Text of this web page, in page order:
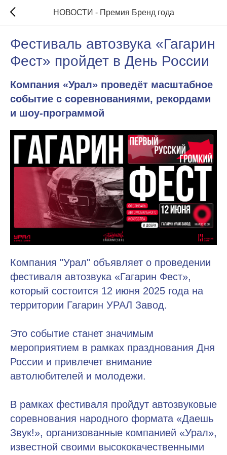
НОВОСТИ - Премия Бренд года
Фестиваль автозвука «Гагарин
Фест» пройдет в День России
Компания «Урал» проведёт масштабное
событие с соревнованиями, рекордами
и шоу-программой
Компания "Урал" объявляет о проведении
фестиваля автозвука «Гагарин Фест»,
который состоится 12 июня 2025 года на
территории Гагарин УРАЛ Завод.
Это событие станет значимым
мероприятием в рамках празднования Дня
России и привлечет внимание
автолюбителей и молодежи.
В рамках фестиваля пройдут автозвуковые
соревнования народного формата «Даешь
Звук!», организованные компанией «Урал»,
известной своими высококачественными